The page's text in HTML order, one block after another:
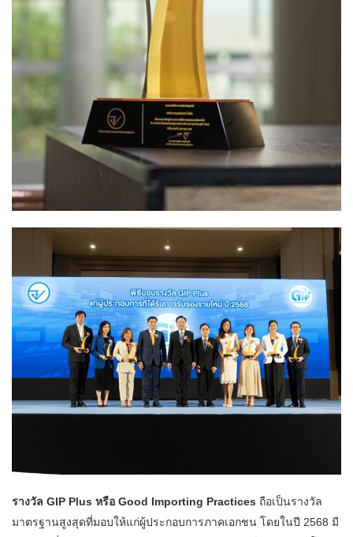
รางวัล GIP Plus หรือ Good Importing Practices ถือเป็นรางวัล
มาตรฐานสูงสุดที่มอบให้แก่ผู้ประกอบการภาคเอกชน โดยในปี 2568 มี